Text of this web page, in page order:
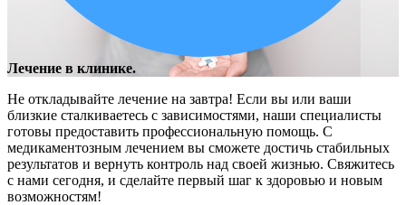
Лечение в клинике.
Не откладывайте лечение на завтра! Если вы или ваши
близкие сталкиваетесь с зависимостями, наши специалисты
готовы предоставить профессиональную помощь. С
медикаментозным лечением вы сможете достичь стабильных
результатов и вернуть контроль над своей жизнью. Свяжитесь
с нами сегодня, и сделайте первый шаг к здоровью и новым
возможностям!